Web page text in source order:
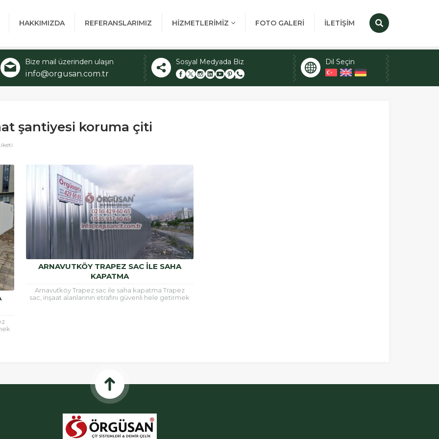
HAKKIMIZDA REFERANSLARIMIZ HİZMETLERİMİZ FOTO GALERİ İLETİŞİM
Bize mail üzerinden ulaşın
info@orgusan.com.tr
Sosyal Medyada Biz Dil Seçin
şantiyesi koruma çiti
ARNAVUTKÖY TRAPEZ SAC ILE SAHA
KAPATMA
Arnavutköy Trapez sac ile saha kapatma Trapez
sac, inşaat alanlarının etrafını güvenli hele getirmek